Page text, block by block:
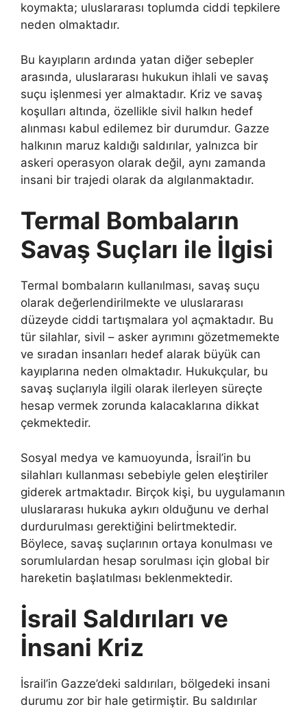
koymakta; uluslararası toplumda ciddi tepkilere
neden olmaktadır.
Bu kayıpların ardında yatan diğer sebepler
arasında, uluslararası hukukun ihlali ve savaş
suçu işlenmesi yer almaktadır. Kriz ve savaş
koşulları altında, özellikle sivil halkın hedef
alınması kabul edilemez bir durumdur. Gazze
halkının maruz kaldığı saldırılar, yalnızca bir
askeri operasyon olarak değil, aynı zamanda
insani bir trajedi olarak da algılanmaktadır.
Termal Bombaların
Savaş Suçları ile İlgisi
Termal bombaların kullanılması, savaş suçu
olarak değerlendirilmekte ve uluslararası
düzeyde ciddi tartışmalara yol açmaktadır. Bu
tür silahlar, sivil – asker ayrımını gözetmemekte
ve sıradan insanları hedef alarak büyük can
kayıplarına neden olmaktadır. Hukukçular, bu
savaş suçlarıyla ilgili olarak ilerleyen süreçte
hesap vermek zorunda kalacaklarına dikkat
çekmektedir.
Sosyal medya ve kamuoyunda, İsrail’in bu
silahları kullanması sebebiyle gelen eleştiriler
giderek artmaktadır. Birçok kişi, bu uygulamanın
uluslararası hukuka aykırı olduğunu ve derhal
durdurulması gerektiğini belirtmektedir.
Böylece, savaş suçlarının ortaya konulması ve
sorumlulardan hesap sorulması için global bir
hareketin başlatılması beklenmektedir.
İsrail Saldırıları ve
İnsani Kriz
İsrail’in Gazze’deki saldırıları, bölgedeki insani
durumu zor bir hale getirmiştir. Bu saldırılar